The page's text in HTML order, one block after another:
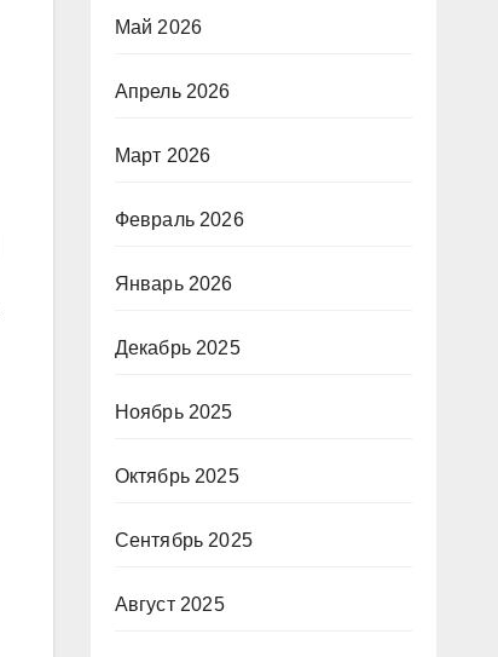
Май 2026
Апрель 2026
Март 2026
Февраль 2026
Январь 2026
Декабрь 2025
Ноябрь 2025
Октябрь 2025
Сентябрь 2025
Август 2025